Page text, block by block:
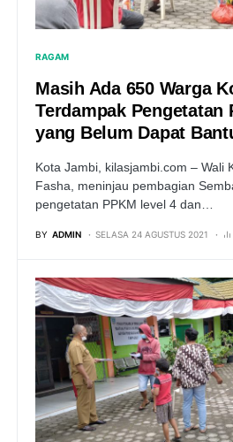
RAGAM
Masih Ada 650 Warga
Terdampak Pengetatan
yang Belum Dapat
Kota Jambi, kilasjambi.com – Wali
Fasha, meninjau pembagian
pengetatan PPKM level 4 dan…
BY ADMIN SELASA 24 AGUSTUS 2021